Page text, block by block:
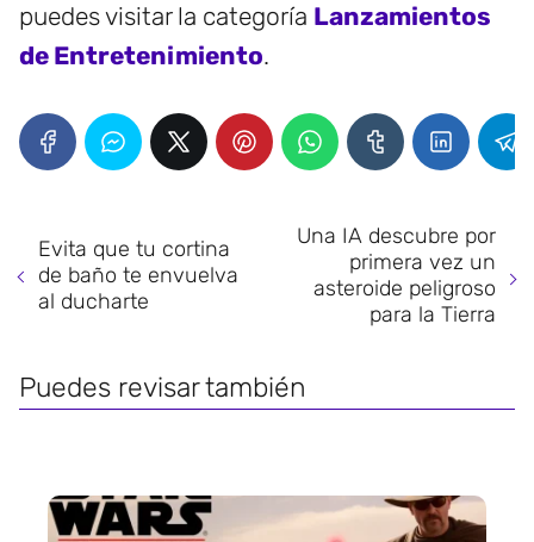
puedes visitar la categoría Lanzamientos
de Entretenimiento.
Evita que tu cortina
de baño te envuelva
al ducharte
Una IA descubre por
primera vez un
asteroide peligroso
para la Tierra
Puedes revisar también